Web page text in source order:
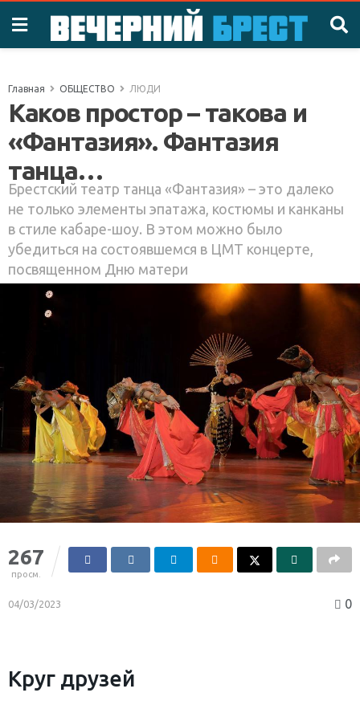
Главная ОБЩЕСТВО ЛЮДИ
Каков простор – такова и
«Фантазия». Фантазия
танца…
Брестский театр танца «Фантазия» – это далеко
не только элементы эпатажа, костюмы и канканы
в стиле кабаре-шоу. В этом можно было
убедиться на состоявшемся в ЦМТ концерте,
посвященном Дню матери
267
просм.
04/03/2023 0
Круг друзей